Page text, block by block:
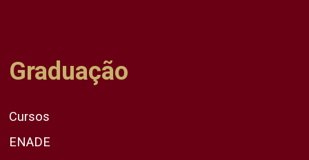
Graduação
Cursos
ENADE